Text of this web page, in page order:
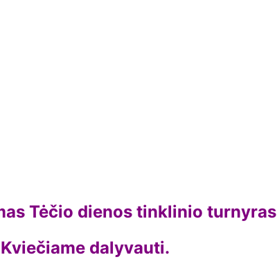
Tėčio dienos tinklinio turnyras
Kviečiame dalyvauti.